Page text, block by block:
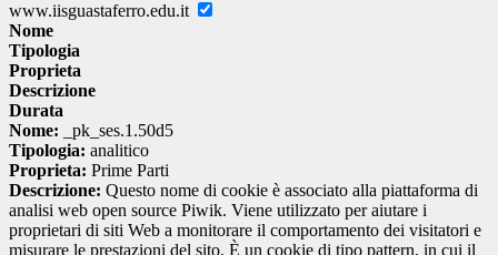
www.iisguastaferro.edu.it
Nome
Tipologia
Proprieta
Descrizione
Durata
Nome: _pk_ses.1.50d5
Tipologia: analitico
Proprieta: Prime Parti
Descrizione: Questo nome di cookie è associato alla piattaforma di
analisi web open source Piwik. Viene utilizzato per aiutare i
proprietari di siti Web a monitorare il comportamento dei visitatori e
misurare le prestazioni del sito. È un cookie di tipo pattern, in cui il